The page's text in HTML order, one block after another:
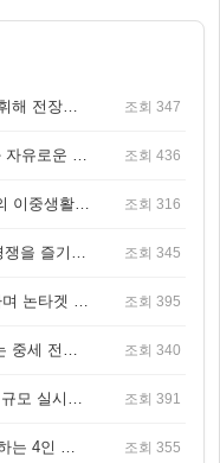
아머드 트레인 워페어 – 무장 열차를 지휘해 전장을 돌파하는 생존 전투 게임 조회 347
랑그릿사: 검의 바다 – 듀얼 영웅 편성과 자유로운 탐험을 결합한 판타지 전략 RPG 조회 436
블랙우드 – DVD 대여점 주인과 암살자의 이중생활을 그린 3인칭 액션 스릴러 게임 조회 316
렉크리에이션 2 – 차량 충돌과 지름길 경쟁을 즐기는 오픈월드 아케이드 레이싱 게임 조회 345
아키에이지 크로니클 – 원대륙을 개척하며 논타겟 전투를 즐기는 오픈월드 MMORPG 조회 395
다이노로드 – 인간과 공룡 군대를 이끄는 중세 전략 액션 RPG 조회 340
토탈워: 워해머 40,000 – 은하 정복과 대규모 실시간 전투가 결합된 전략 게임! 조회 391
셰이디 잡 – 살아 움직이는 가방을 운반하는 4인 협동 물리 어드벤처 게임 조회 355